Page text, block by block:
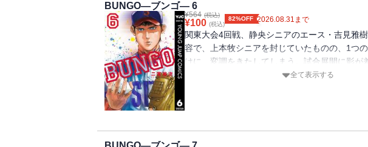
BUNGO―ブンゴ― 6
¥564 (税込)
¥100 (税込)
82%OFF 2026.08.31 まで
関東大会4回戦、静央シニアのエース・吉見雅
容で、上本牧シニアを封じていたものの、1つ
けに、変調をきたしてしまう。試合展開に影
ら手が出るほど欲しい先制点を奪うために 主
全て表示する